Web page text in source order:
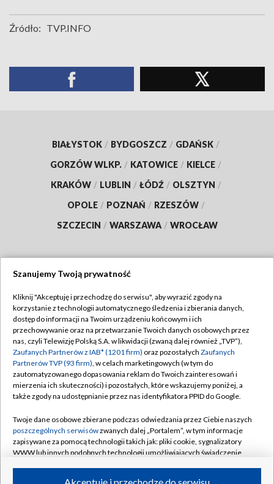
Źródło: TVP.INFO
BIAŁYSTOK / BYDGOSZCZ / GDAŃSK /
GORZÓW WLKP. / KATOWICE / KIELCE /
KRAKÓW / LUBLIN / ŁÓDŹ / OLSZTYN /
OPOLE / POZNAŃ / RZESZÓW /
SZCZECIN / WARSZAWA / WROCŁAW
TVP
Abonament TVP
Emisja w TVP
Centrum informacji TVP
Naziemna Telewizja Cyfrowa
Rada Programowa
System NOS
Informacje o nadawcy
Regulamin TVP
Polityka prywatności
Moje zgody
Pomoc
Kontakt
Kanały
Szanujemy Twoją prywatność
Kliknij "Akceptuję i przechodzę do serwisu", aby wyrazić zgody na
korzystanie z technologii automatycznego śledzenia i zbierania danych,
dostęp do informacji na Twoim urządzeniu końcowym i ich
przechowywanie oraz na przetwarzanie Twoich danych osobowych przez
nas, czyli Telewizję Polską S.A. w likwidacji (zwaną dalej również „TVP”),
Zaufanych Partnerów z IAB* (1201 firm) oraz pozostałych Zaufanych
Partnerów TVP (93 firm), w celach marketingowych (w tym do
zautomatyzowanego dopasowania reklam do Twoich zainteresowań i
mierzenia ich skuteczności) i pozostałych, które wskazujemy poniżej, a
także zgody na udostępnianie przez nas identyfikatora PPID do Google.
Twoje dane osobowe zbierane podczas odwiedzania przez Ciebie naszych
poszczególnych serwisówzwanych dalej „Portalem”, w tym informacje
zapisywane za pomocą technologii takich jak: pliki cookie, sygnalizatory
WWW lub innych podobnych technologii umożliwiających świadczenie